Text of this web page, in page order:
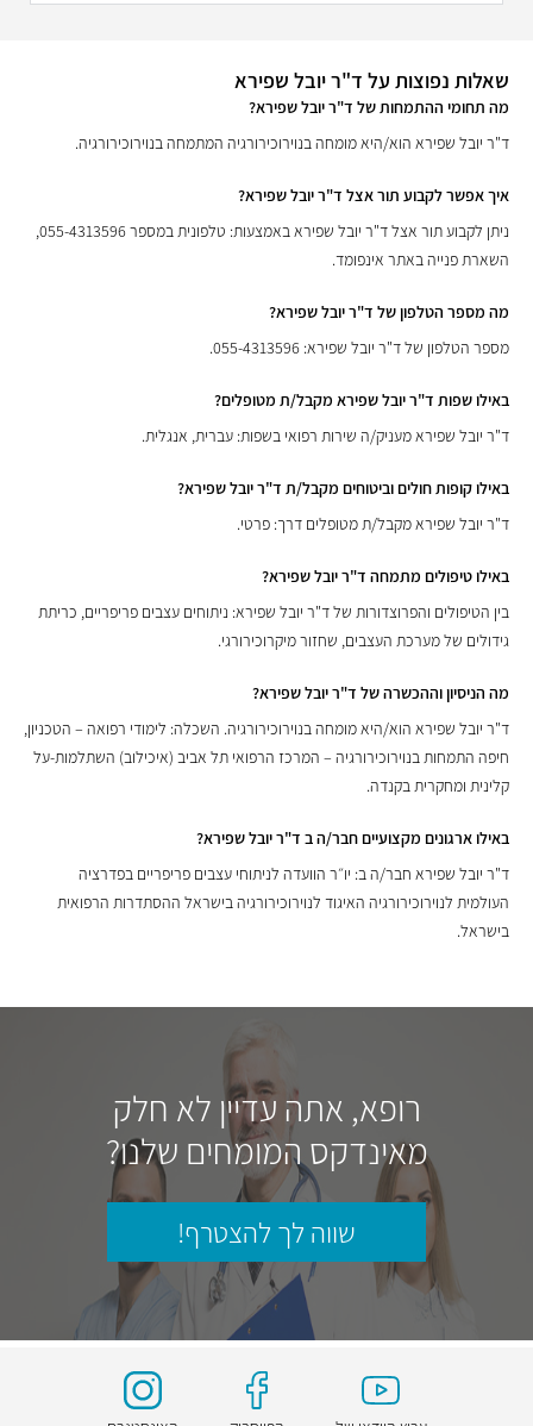
שאלות נפוצות על ד"ר יובל שפירא
מה תחומי ההתמחות של ד"ר יובל שפירא?
ד"ר יובל שפירא הוא/היא מומחה בנוירוכירורגיה המתמחה בנוירוכירורגיה.
איך אפשר לקבוע תור אצל ד"ר יובל שפירא?
ניתן לקבוע תור אצל ד"ר יובל שפירא באמצעות: טלפונית במספר 055-4313596,
השארת פנייה באתר אינפומד.
מה מספר הטלפון של ד"ר יובל שפירא?
מספר הטלפון של ד"ר יובל שפירא: 055-4313596.
באילו שפות ד"ר יובל שפירא מקבל/ת מטופלים?
ד"ר יובל שפירא מעניק/ה שירות רפואי בשפות: עברית, אנגלית.
באילו קופות חולים וביטוחים מקבל/ת ד"ר יובל שפירא?
ד"ר יובל שפירא מקבל/ת מטופלים דרך: פרטי.
באילו טיפולים מתמחה ד"ר יובל שפירא?
בין הטיפולים והפרוצדורות של ד"ר יובל שפירא: ניתוחים עצבים פריפריים, כריתת
גידולים של מערכת העצבים, שחזור מיקרוכירורגי.
מה הניסיון וההכשרה של ד"ר יובל שפירא?
ד"ר יובל שפירא הוא/היא מומחה בנוירוכירורגיה. השכלה: לימודי רפואה – הטכניון,
חיפה התמחות בנוירוכירורגיה – המרכז הרפואי תל אביב (איכילוב) השתלמות-על
קלינית ומחקרית בקנדה.
באילו ארגונים מקצועיים חבר/ה ב ד"ר יובל שפירא?
ד"ר יובל שפירא חבר/ה ב: יו״ר הוועדה לניתוחי עצבים פריפריים בפדרציה
העולמית לנוירוכירורגיה האיגוד לנוירוכירורגיה בישראל ההסתדרות הרפואית
בישראל.
רופא, אתה עדיין לא חלק
מאינדקס המומחים שלנו?
שווה לך להצטרף!